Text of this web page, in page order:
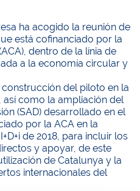
ha acogido la reunión de
está cofinanciado por la
dentro de la línia de
a la economía circular y
del piloto en la
como la ampliación del
(SAD) desarrollado en el
por la ACA en la
de 2018, para incluir los
y apoyar, de este
de Catalunya y la
internacionales del